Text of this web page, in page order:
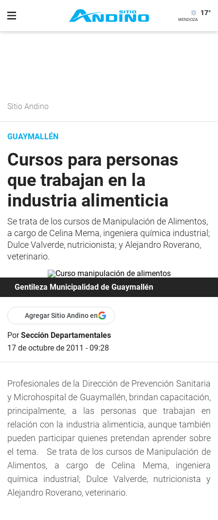
17°
Sitio Andino
GUAYMALLÉN
Cursos para personas
que trabajan en la
industria alimenticia
Se trata de los cursos de Manipulación de Alimentos,
a cargo de Celina Mema, ingeniera química industrial;
Dulce Valverde, nutricionista; y Alejandro Roverano,
veterinario.
Gentileza Municipalidad de Guaymallén
Agregar Sitio Andino en
PorSección Departamentales
17 de octubre de 2011 - 09:28
Profesionales de la Dirección de Prevención Sanitaria
y Microhospital de Guaymallén, brindan capacitación,
principalmente, a las personas que trabajan en
relación con la industria alimenticia, aunque también
pueden participar quienes pretendan aprender sobre
el tema. Se trata de los cursos de Manipulación de
Alimentos, a cargo de Celina Mema, ingeniera
química industrial; Dulce Valverde, nutricionista y
Alejandro Roverano, veterinario.